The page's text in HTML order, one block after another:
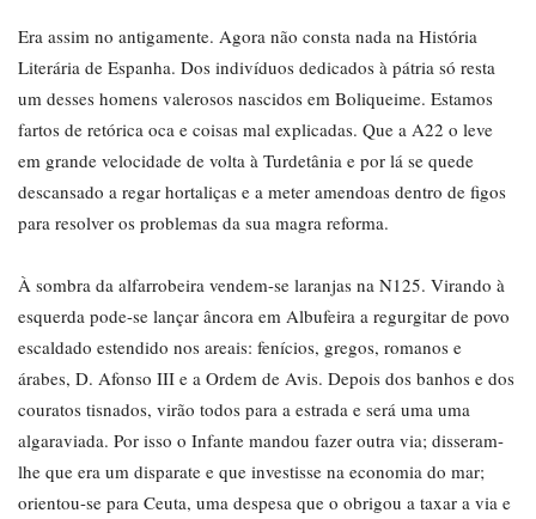
Era assim no antigamente. Agora não consta nada na História
Literária de Espanha. Dos indivíduos dedicados à pátria só resta
um desses homens valerosos nascidos em Boliqueime. Estamos
fartos de retórica oca e coisas mal explicadas. Que a A22 o leve
em grande velocidade de volta à Turdetânia e por lá se quede
descansado a regar hortaliças e a meter amendoas dentro de figos
para resolver os problemas da sua magra reforma.
À sombra da alfarrobeira vendem-se laranjas na N125. Virando à
esquerda pode-se lançar âncora em Albufeira a regurgitar de povo
escaldado estendido nos areais: fenícios, gregos, romanos e
árabes, D. Afonso III e a Ordem de Avis. Depois dos banhos e dos
couratos tisnados, virão todos para a estrada e será uma uma
algaraviada. Por isso o Infante mandou fazer outra via; disseram-
lhe que era um disparate e que investisse na economia do mar;
orientou-se para Ceuta, uma despesa que o obrigou a taxar a via e